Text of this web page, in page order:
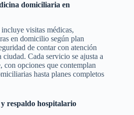
domiciliaria en
visitas médicas,
en domicilio según plan
de contar con atención
Cada servicio se ajusta a
con opciones que contemplan
hasta planes completos
respaldo hospitalario